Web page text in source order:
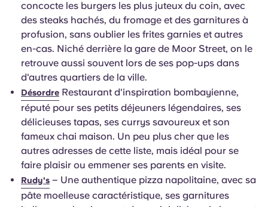
concocte les burgers les plus juteux du coin, avec
des steaks hachés, du fromage et des garnitures à
profusion, sans oublier les frites garnies et autres
en-cas. Niché derrière la gare de Moor Street, on le
retrouve aussi souvent lors de ses pop-ups dans
d'autres quartiers de la ville.
Désordre Restaurant d'inspiration bombayienne,
réputé pour ses petits déjeuners légendaires, ses
délicieuses tapas, ses currys savoureux et son
fameux chai maison. Un peu plus cher que les
autres adresses de cette liste, mais idéal pour se
faire plaisir ou emmener ses parents en visite.
Rudy's – Une authentique pizza napolitaine, avec sa
pâte moelleuse caractéristique, ses garnitures